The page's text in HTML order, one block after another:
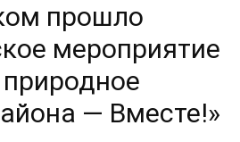
прошло
мероприятие
— Вместе!»